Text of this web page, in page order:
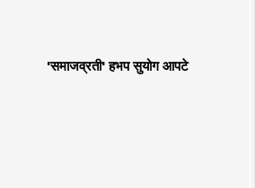
'समाजव्रती' हभप सुयोग आपटे